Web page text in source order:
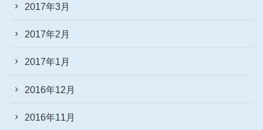
2017年3月
2017年2月
2017年1月
2016年12月
2016年11月